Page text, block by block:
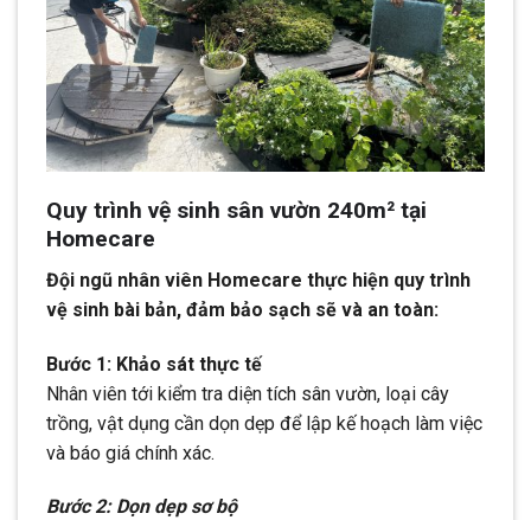
Quy trình vệ sinh sân vườn 240m² tại
Homecare
Đội ngũ nhân viên Homecare thực hiện quy trình
vệ sinh bài bản, đảm bảo sạch sẽ và an toàn:
Bước 1: Khảo sát thực tế
Nhân viên tới kiểm tra diện tích sân vườn, loại cây
trồng, vật dụng cần dọn dẹp để lập kế hoạch làm việc
và báo giá chính xác.
Bước 2: Dọn dẹp sơ bộ